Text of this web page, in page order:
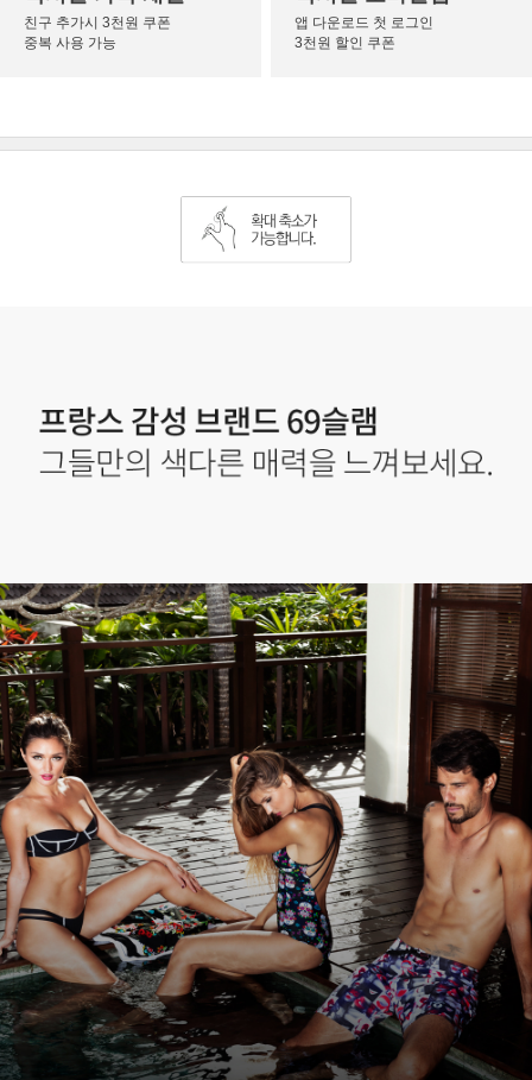
친구 추가시 3천원 쿠폰
중복 사용 가능
앱 다운로드 첫 로그인
3천원 할인 쿠폰